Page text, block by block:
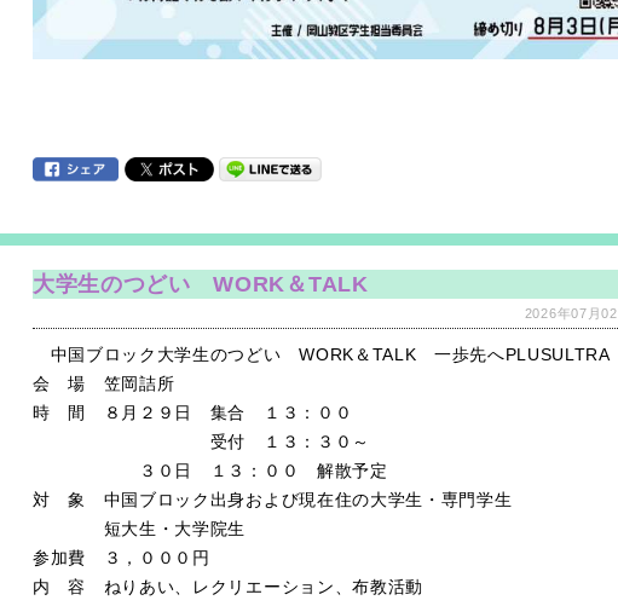
大学生のつどい WORK＆TALK
2026年07月
中国ブロック大学生のつどい WORK＆TALK 一歩先へPLUSULTRA
会 場 笠岡詰所
時 間 ８月２９日 集合 １３：００
受付 １３：３０～
３０日 １３：００ 解散予定
対 象 中国ブロック出身および現在住の大学生・専門学生
短大生・大学院生
参加費 ３，０００円
内 容 ねりあい、レクリエーション、布教活動